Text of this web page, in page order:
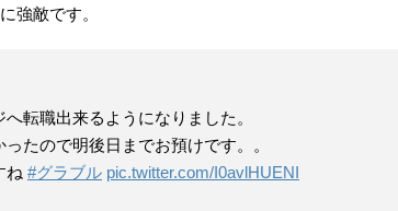
強敵です。
転職出来るようになりました。
たので明後日までお預けです。。
ね #グラブル pic.twitter.com/I0avlHUENI